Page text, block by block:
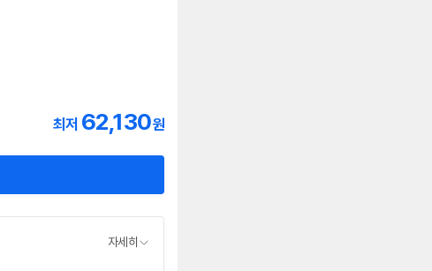
최저 62,130원
자세히